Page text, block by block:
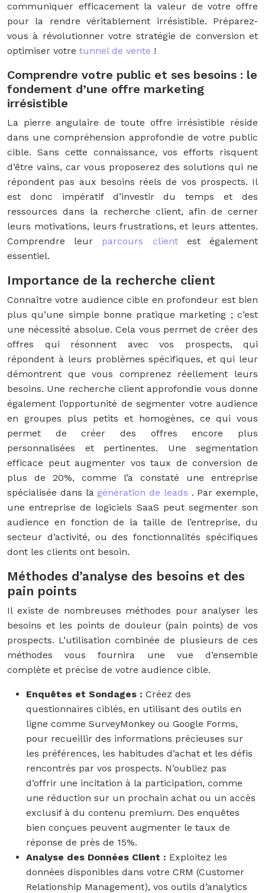
communiquer efficacement la valeur de votre offre
pour la rendre véritablement irrésistible. Préparez-
vous à révolutionner votre stratégie de conversion et
optimiser votre tunnel de vente !
Comprendre votre public et ses besoins : le
fondement d’une offre marketing
irrésistible
La pierre angulaire de toute offre irrésistible réside
dans une compréhension approfondie de votre public
cible. Sans cette connaissance, vos efforts risquent
d’être vains, car vous proposerez des solutions qui ne
répondent pas aux besoins réels de vos prospects. Il
est donc impératif d’investir du temps et des
ressources dans la recherche client, afin de cerner
leurs motivations, leurs frustrations, et leurs attentes.
Comprendre leur parcours client est également
essentiel.
Importance de la recherche client
Connaître votre audience cible en profondeur est bien
plus qu’une simple bonne pratique marketing ; c’est
une nécessité absolue. Cela vous permet de créer des
offres qui résonnent avec vos prospects, qui
répondent à leurs problèmes spécifiques, et qui leur
démontrent que vous comprenez réellement leurs
besoins. Une recherche client approfondie vous donne
également l’opportunité de segmenter votre audience
en groupes plus petits et homogènes, ce qui vous
permet de créer des offres encore plus
personnalisées et pertinentes. Une segmentation
efficace peut augmenter vos taux de conversion de
plus de 20%, comme l’a constaté une entreprise
spécialisée dans lagénération de leads . Par exemple,
une entreprise de logiciels SaaS peut segmenter son
audience en fonction de la taille de l’entreprise, du
secteur d’activité, ou des fonctionnalités spécifiques
dont les clients ont besoin.
Méthodes d’analyse des besoins et des
pain points
Il existe de nombreuses méthodes pour analyser les
besoins et les points de douleur (pain points) de vos
prospects. L’utilisation combinée de plusieurs de ces
méthodes vous fournira une vue d’ensemble
complète et précise de votre audience cible.
Enquêtes et Sondages : Créez des
questionnaires ciblés, en utilisant des outils en
ligne comme SurveyMonkey ou Google Forms,
pour recueillir des informations précieuses sur
les préférences, les habitudes d’achat et les défis
rencontrés par vos prospects. N’oubliez pas
d’offrir une incitation à la participation, comme
une réduction sur un prochain achat ou un accès
exclusif à du contenu premium. Des enquêtes
bien conçues peuvent augmenter le taux de
réponse de près de 15%.
Analyse des Données Client : Exploitez les
données disponibles dans votre CRM (Customer
Relationship Management), vos outils d’analytics